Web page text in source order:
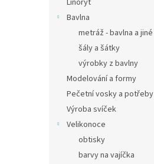
Linoryt
Bavlna
metráž - bavlna a jiné
šály a šátky
výrobky z bavlny
Modelování a formy
Pečetní vosky a potřeby
Výroba svíček
Velikonoce
obtisky
barvy na vajíčka